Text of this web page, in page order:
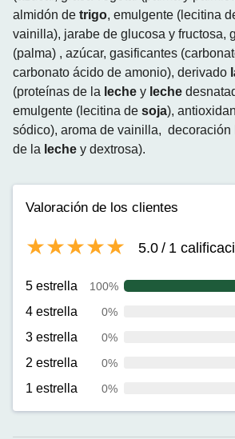
almidón de trigo, emulgente (lecitina
vainilla), jarabe de glucosa y fructosa,
(palma) , azúcar, gasificantes
carbonato ácido de amonio), derivado
(proteínas de la leche y leche
emulgente (lecitina de soja),
sódico), aroma de vainilla, decoración
de la leche y dextrosa).
Valoración de los clientes
5.0 / 1
5 estrella 100%
4 estrella 0%
3 estrella 0%
2 estrella 0%
1 estrella 0%